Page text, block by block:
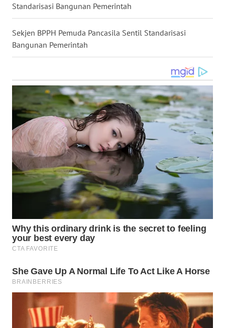
Standarisasi Bangunan Pemerintah
Sekjen BPPH Pemuda Pancasila Sentil Standarisasi
Bangunan Pemerintah
WN
WN
SULSEL
WN
GORONTALO
WN
SULUT
WN
MALUT
WN
DAIRI
WN
DANAU